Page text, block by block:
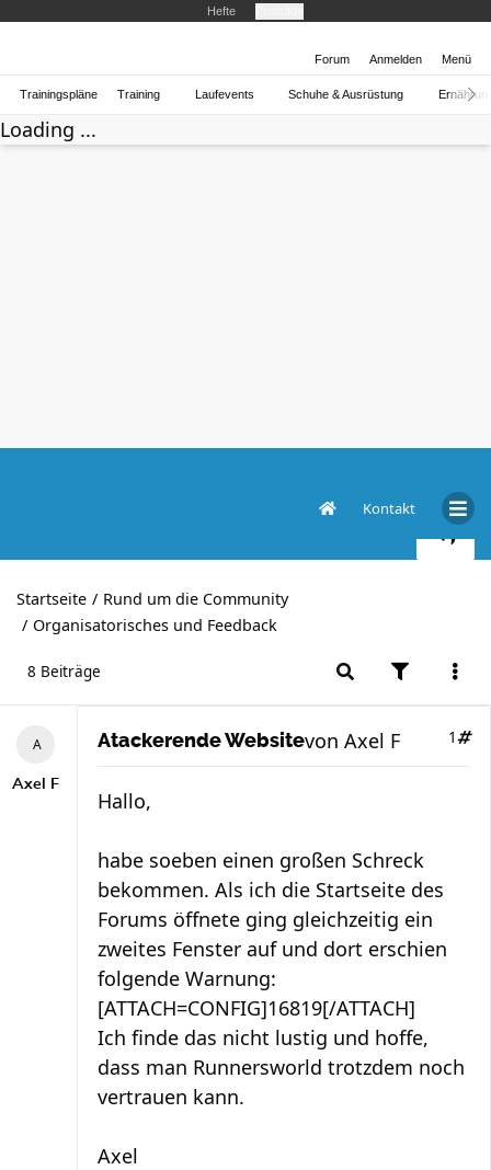
Hefte
Forum Anmelden Menü
Trainingspläne Training Laufevents Schuhe & Ausrüstung
Loading ...
Kontakt
Startseite
Rund um die Community
Organisatorisches und Feedback
8 Beiträge
Axel F
Atackerende Website 1
von Axel F
Hallo,
habe soeben einen großen Schreck
bekommen. Als ich die Startseite des
Forums öffnete ging gleichzeitig ein
zweites Fenster auf und dort erschien
folgende Warnung:
[ATTACH=CONFIG]16819[/ATTACH]
Ich finde das nicht lustig und hoffe,
dass man Runnersworld trotzdem noch
vertrauen kann.
Axel